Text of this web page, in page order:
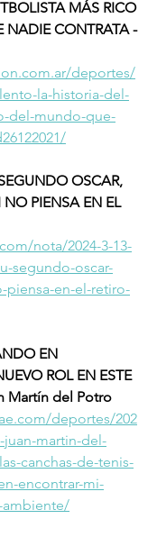
MÁS RICO
NADIE CONTRATA -
deportes/
la-historia-del-
del-mundo-que-
OSCAR,
PIENSA EN EL
nota/2024-3-13-
segundo-oscar-
piensa-en-el-retiro-
EN
ROL EN ESTE
Martín del Potro
deportes/202
juan-martin-del-
canchas-de-tenis-
encontrar-mi-
ambiente/